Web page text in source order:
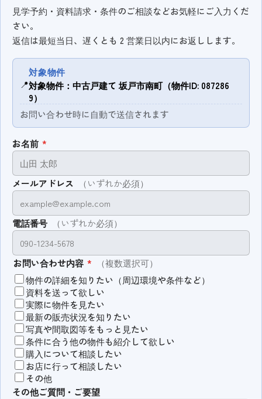
見学予約・資料請求・条件のご相談などお気軽にご入力くだ
さい。
返信は最短当日、遅くとも 2 営業日以内にお返しします。
📍
対象物件
対象物件：中古戸建て 坂戸市南町（物件ID: 087286
9）
お問い合わせ時に自動で送信されます
お名前 *
メールアドレス （いずれか必須）
電話番号 （いずれか必須）
お問い合わせ内容 *
（複数選択可）
物件の詳細を知りたい（周辺環境や条件など）
資料を送って欲しい
実際に物件を見たい
最新の販売状況を知りたい
写真や間取図等をもっと見たい
条件に合う他の物件も紹介して欲しい
購入について相談したい
お店に行って相談したい
その他
その他ご質問・ご要望